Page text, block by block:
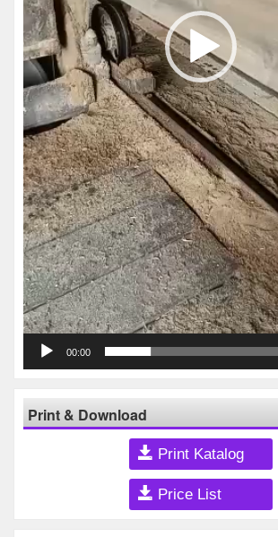
00:00
Print & Download
Print Katalog
Price List